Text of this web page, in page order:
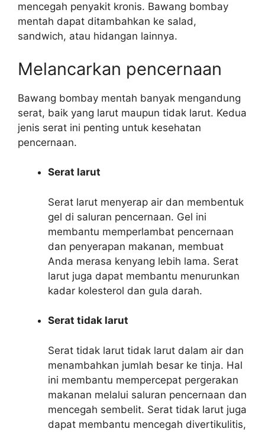
mencegah penyakit kronis. Bawang bombay
mentah dapat ditambahkan ke salad,
sandwich, atau hidangan lainnya.
Melancarkan pencernaan
Bawang bombay mentah banyak mengandung
serat, baik yang larut maupun tidak larut. Kedua
jenis serat ini penting untuk kesehatan
pencernaan.
Serat larut
Serat larut menyerap air dan membentuk
gel di saluran pencernaan. Gel ini
membantu memperlambat pencernaan
dan penyerapan makanan, membuat
Anda merasa kenyang lebih lama. Serat
larut juga dapat membantu menurunkan
kadar kolesterol dan gula darah.
Serat tidak larut
Serat tidak larut tidak larut dalam air dan
menambahkan jumlah besar ke tinja. Hal
ini membantu mempercepat pergerakan
makanan melalui saluran pencernaan dan
mencegah sembelit. Serat tidak larut juga
dapat membantu mencegah divertikulitis,